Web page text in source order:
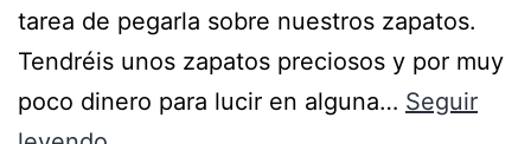
tarea de pegarla sobre nuestros zapatos.
Tendréis unos zapatos preciosos y por muy
poco dinero para lucir en alguna… Seguir